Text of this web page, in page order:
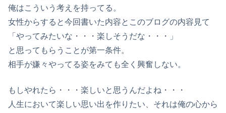
俺はこういう考えを持ってる。
女性からすると今回書いた内容とこのブログの内容見て
「やってみたいな・・・楽しそうだな・・・」
と思ってもらうことが第一条件。
相手が嫌々やってる姿をみても全く興奮しない。
もしやれたら・・・楽しいと思うんだよね・・・
人生において楽しい思い出を作りたい、それは俺の心から